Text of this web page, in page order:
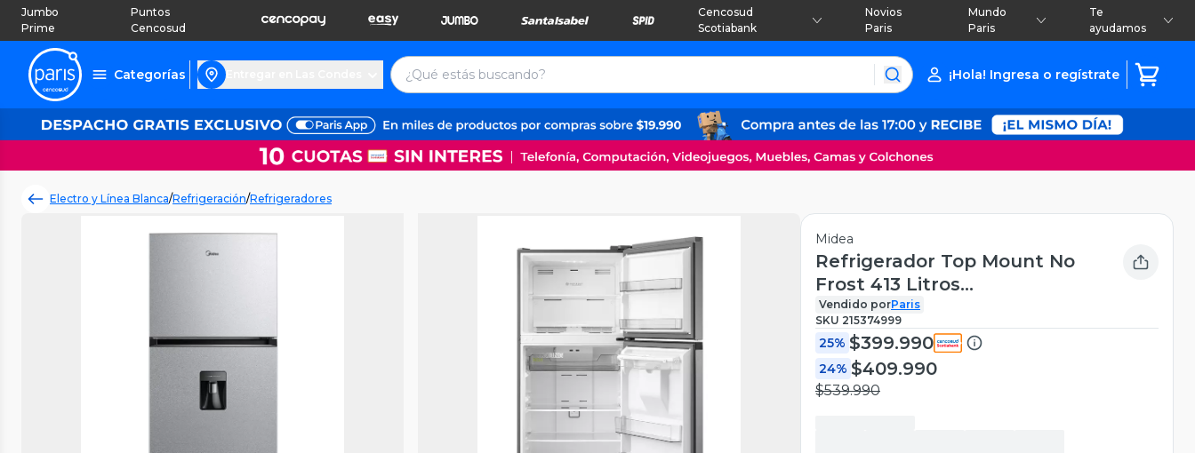
Jumbo
Prime
Puntos
Cencosud
Cencosud
Scotiabank
Novios
Paris
Mundo
Paris
Te
ayudamos
Categorías ¡Hola! Ingresa o regístrate
Electro y Línea Blanca/Refrigeración/Refrigeradores
Midea
Refrigerador Top Mount No
Frost 413 Litros
MDRT580MTE50IN
Vendido porParis
SKU 215374999
25% $399.990
24% $409.990
$539.990